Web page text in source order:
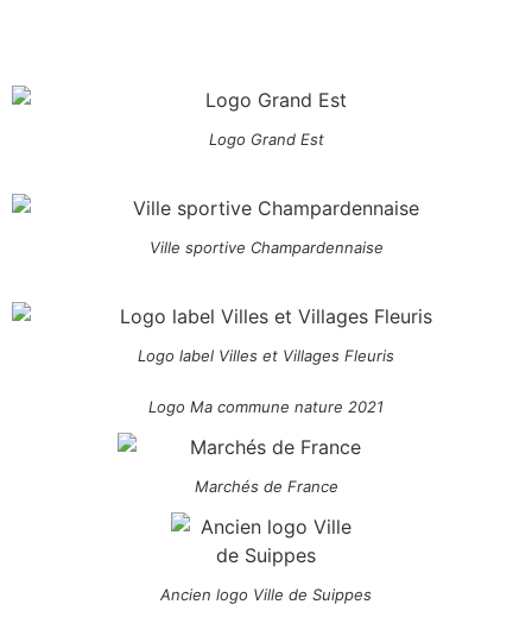
Logo Grand Est
Ville sportive Champardennaise
Logo label Villes et Villages Fleuris
Logo Ma commune nature 2021
Marchés de France
Ancien logo Ville de Suippes